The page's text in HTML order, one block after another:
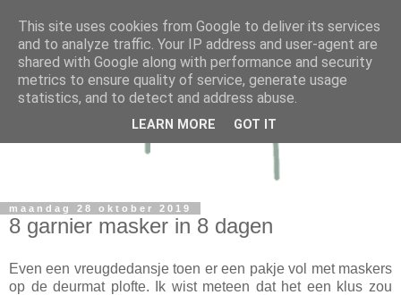
maandag 28 oktober 2019
8 garnier masker in 8 dagen
Even een vreugdedansje toen er een pakje vol met maskers
op de deurmat plofte. Ik wist meteen dat het een klus zou
This site uses cookies from Google to deliver its services
and to analyze traffic. Your IP address and user-agent are
shared with Google along with performance and security
metrics to ensure quality of service, generate usage
statistics, and to detect and address abuse.
LEARN MORE GOT IT